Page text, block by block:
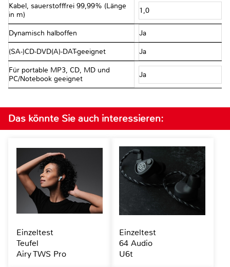
Kabel, sauerstofffrei 99,99% (Länge
in m)
1,0
Dynamisch halboffen Ja
(SA-)CD-DVD(A)-DAT-geeignet Ja
Für portable MP3, CD, MD und
PC/Notebook geeignet
Ja
Das könnte Sie auch interessieren:
Einzeltest
Teufel
Airy TWS Pro
Einzeltest
64 Audio
U6t